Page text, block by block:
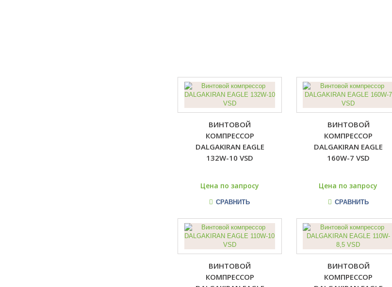
ВИНТОВОЙ
КОМПРЕССОР
DALGAKIRAN EAGLE
132W-10 VSD
Цена по запросу
СРАВНИТЬ
ВИНТОВОЙ
КОМПРЕССОР
DALGAKIRAN EAGLE
160W-7 VSD
Цена по запросу
СРАВНИТЬ
ВИНТОВОЙ
КОМПРЕССОР
ВИНТОВОЙ
КОМПРЕССОР